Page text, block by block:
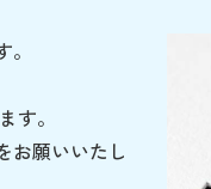
す。
お願いいたし